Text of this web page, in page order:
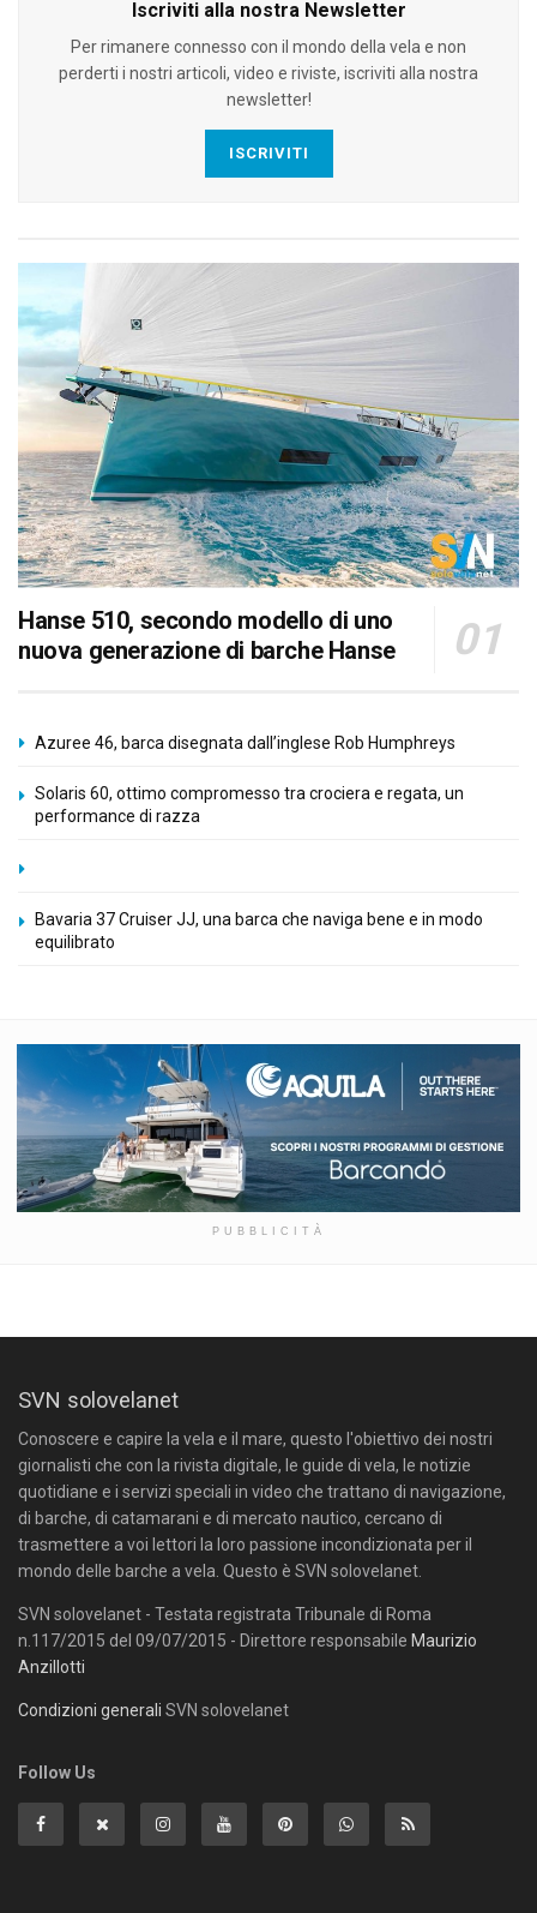
Iscriviti alla nostra Newsletter
Per rimanere connesso con il mondo della vela e non
perderti i nostri articoli, video e riviste, iscriviti alla nostra
newsletter!
ISCRIVITI
Hanse 510, secondo modello di uno
nuova generazione di barche Hanse
Azuree 46, barca disegnata dall’inglese Rob Humphreys
Solaris 60, ottimo compromesso tra crociera e regata, un
performance di razza
Bavaria 37 Cruiser JJ, una barca che naviga bene e in modo
equilibrato
PUBBLICITÀ
SVN solovelanet
Conoscere e capire la vela e il mare, questo l'obiettivo dei nostri
giornalisti che con la rivista digitale, le guide di vela, le notizie
quotidiane e i servizi speciali in video che trattano di navigazione,
di barche, di catamarani e di mercato nautico, cercano di
trasmettere a voi lettori la loro passione incondizionata per il
mondo delle barche a vela. Questo è SVN solovelanet.
SVN solovelanet - Testata registrata Tribunale di Roma
n.117/2015 del 09/07/2015 - Direttore responsabile Maurizio
Anzillotti
Condizioni generali SVN solovelanet
Follow Us